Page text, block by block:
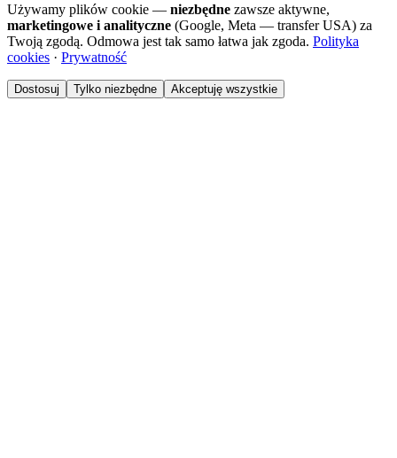
Używamy plików cookie — niezbędne zawsze aktywne,
marketingowe i analityczne (Google, Meta — transfer USA) za
Twoją zgodą. Odmowa jest tak samo łatwa jak zgoda. Polityka
cookies · Prywatność
Dostosuj Tylko niezbędne Akceptuję wszystkie